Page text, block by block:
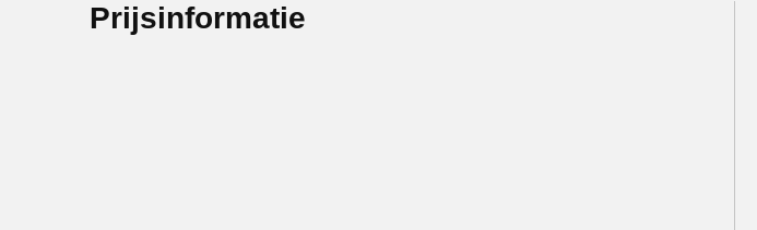
Prijsinformatie